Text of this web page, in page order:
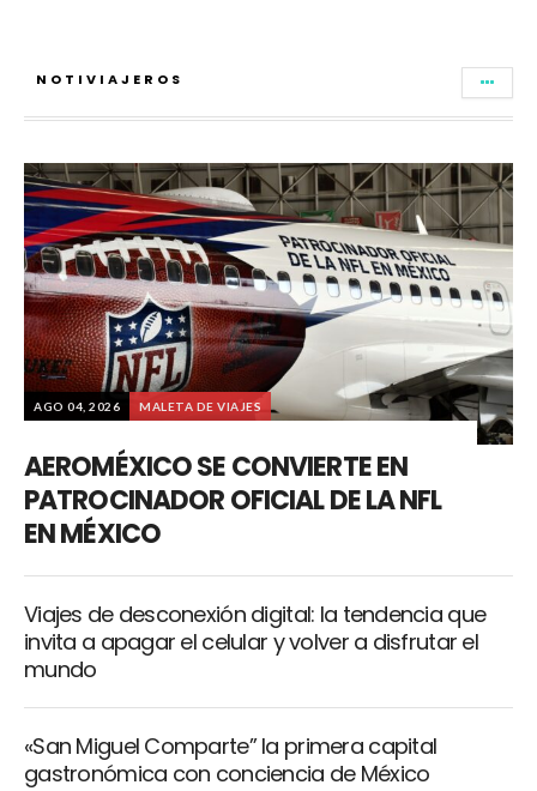
NOTIVIAJEROS
AGO 04, 2026 MALETA DE VIAJES
AEROMÉXICO SE CONVIERTE EN
PATROCINADOR OFICIAL DE LA NFL
EN MÉXICO
Viajes de desconexión digital: la tendencia que
invita a apagar el celular y volver a disfrutar el
mundo
«San Miguel Comparte” la primera capital
gastronómica con conciencia de México